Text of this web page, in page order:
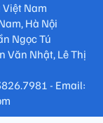
Nam
Hà Nội
Ngọc Tú
Văn Nhật, Lê Thị
- Email: